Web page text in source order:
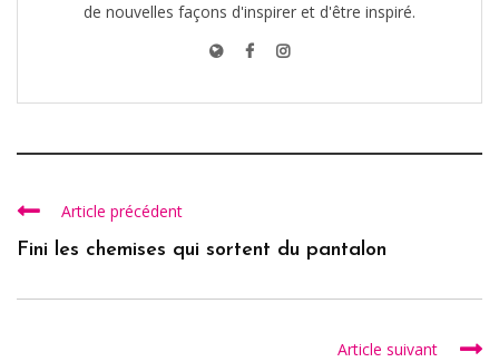
de nouvelles façons d'inspirer et d'être inspiré.
Article précédent
Fini les chemises qui sortent du pantalon
Article suivant